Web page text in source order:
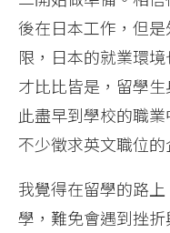
後在日本工作，但
限，日本的就業環
才比比皆是，留學
此盡早到學校的職
不少徵求英文職位的
我覺得在留學的路
學，難免會遇到挫